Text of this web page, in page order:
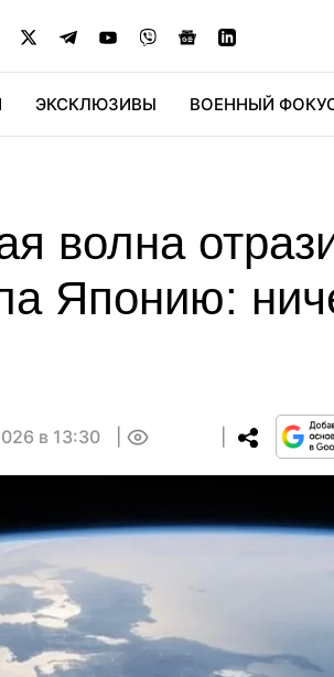
ЭКСКЛЮЗИВЫ ВОЕННЫЙ
волна
Японию:
в 13:30